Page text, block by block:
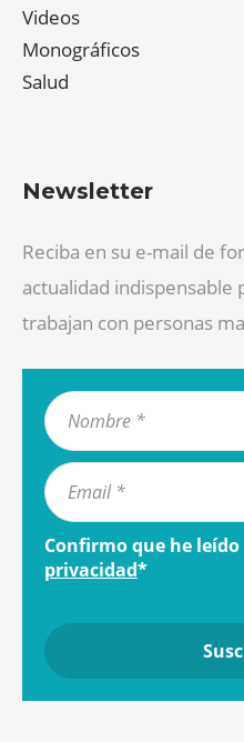
Videos
Monográficos
Salud
Newsletter
Reciba en su e-mail de
actualidad indispensable
trabajan con personas
Confirmo que he leído
privacidad*